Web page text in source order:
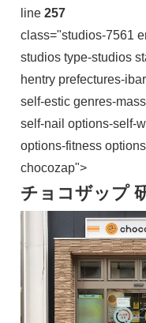
line 257
class="studios-7561
studios type-studios
hentry prefectures-
self-estic genres-
self-nail options-self-
options-fitness
chocozap">
チョコザップ